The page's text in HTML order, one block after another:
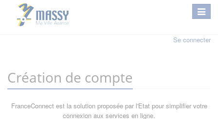
Se connecter
Création de compte
FranceConnect est la solution proposée par l'Etat pour simplifier votre
connexion aux services en ligne.